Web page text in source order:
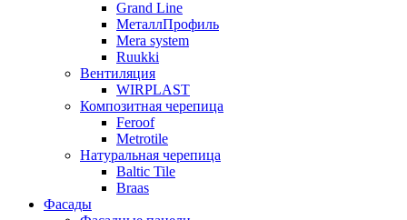
Grand Line
МеталлПрофиль
Mera system
Ruukki
Вентиляция
WIRPLAST
Композитная черепица
Feroof
Metrotile
Натуральная черепица
Baltic Tile
Braas
Фасады